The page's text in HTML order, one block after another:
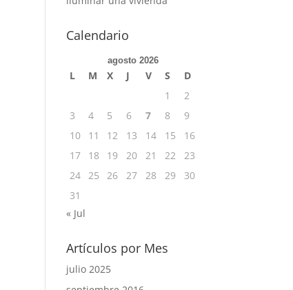
Calendario
agosto 2026
L M X J V S
D
1
2
3
4 5 6 7 8
9
10
11 12 13 14 15
16
17
18 19 20 21 22
23
24 25 26 27 28 29
30
31
« Jul
Artículos por Mes
julio 2025